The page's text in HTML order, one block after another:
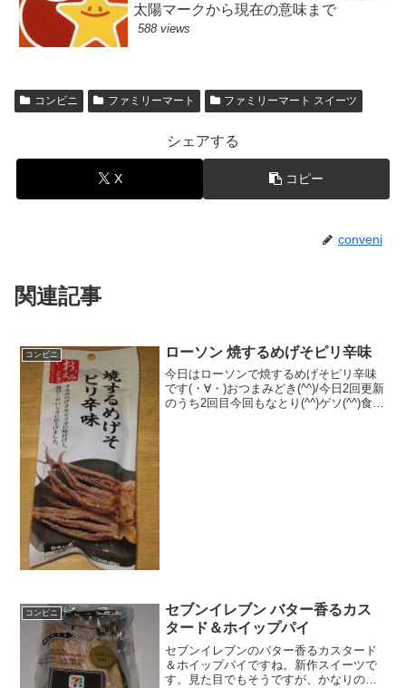
太陽マークから現在の意味まで
588 views
コンビニ ファミリーマート ファミリーマート スイーツ
シェアする
X コピー
conveni
関連記事
コンビニ ローソン 焼するめげそピリ辛味
今日はローソンで焼するめげそピリ辛味
です(・∀・)おつまみどき(^^)/今日2回更新
のうち2回目今回もなとり(^^)ゲソ(^^)食べ
コンビニ
セブンイレブン バター香るカス
タード＆ホイップパイ
セブンイレブンのバター香るカスタード
＆ホイップパイですね。新作スイーツで
す。見た目でもそうですが、かなりのカ